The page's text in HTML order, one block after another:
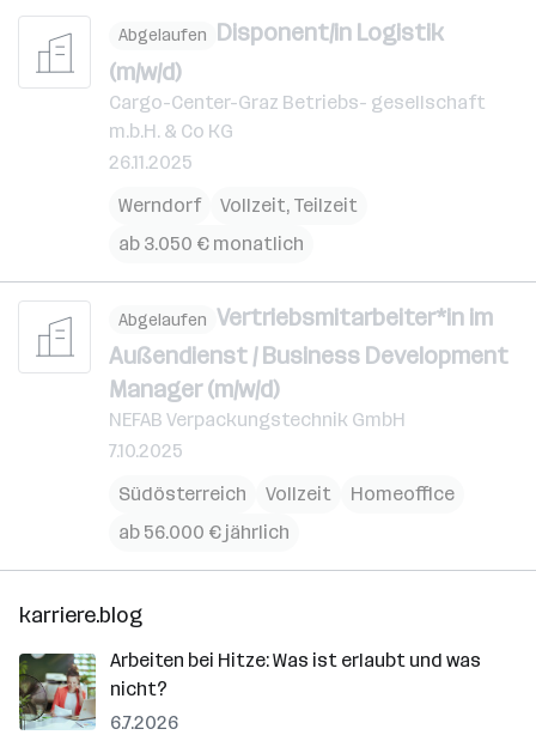
Abgelaufen Disponent/in Logistik
(m/w/d)
Cargo-Center-Graz Betriebs- gesellschaft
m.b.H. & Co KG
26.11.2025
Werndorf
Vollzeit, Teilzeit
ab 3.050 € monatlich
Abgelaufen Vertriebsmitarbeiter*in im
Außendienst / Business Development
Manager (m/w/d)
NEFAB Verpackungstechnik GmbH
7.10.2025
Südösterreich
Vollzeit
Homeoffice
ab 56.000 € jährlich
karriere.blog
Arbeiten bei Hitze: Was ist erlaubt und was
nicht?
6.7.2026